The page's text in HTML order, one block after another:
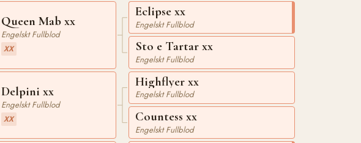
Queen Mab xx
Engelskt Fullblod
XX
Delpini xx
Engelskt Fullblod
XX
Eclipse xx
Engelskt Fullblod
Sto e Tartar xx
Engelskt Fullblod
Highflyer xx
Engelskt Fullblod
Countess xx
Engelskt Fullblod